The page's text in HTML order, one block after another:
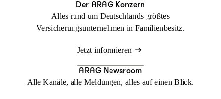
Der ARAG Konzern
Alles rund um Deutschlands größtes
Versicherungsunternehmen in Familienbesitz.
Jetzt informieren
ARAG Newsroom
Alle Kanäle, alle Meldungen, alles auf einen Blick.